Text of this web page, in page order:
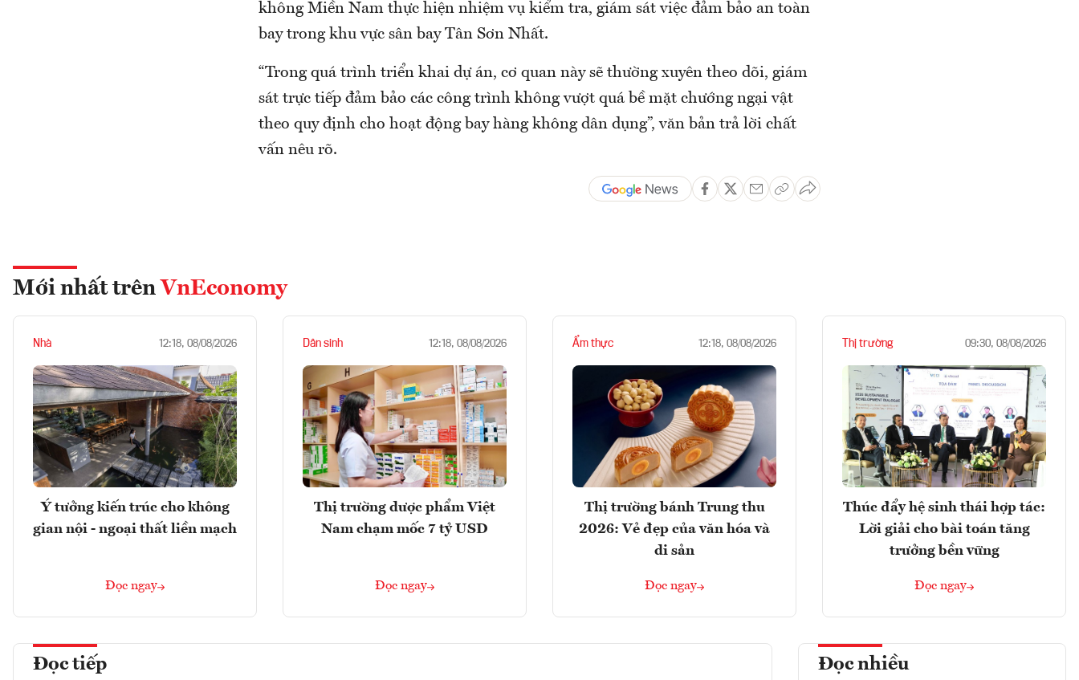
không Miền Nam thực hiện nhiệm vụ kiểm tra, giám sát việc đảm bảo an toàn
bay trong khu vực sân bay Tân Sơn Nhất.
“Trong quá trình triển khai dự án, cơ quan này sẽ thường xuyên theo dõi, giám
sát trực tiếp đảm bảo các công trình không vượt quá bề mặt chướng ngại vật
theo quy định cho hoạt động bay hàng không dân dụng”, văn bản trả lời chất
vấn nêu rõ.
Mới nhất trên VnEconomy
Nhà 12:18, 08/08/2026
Ý tưởng kiến trúc cho không
gian nội - ngoại thất liền mạch
Đọc ngay
Dân sinh 12:18, 08/08/2026
Thị trường dược phẩm Việt
Nam chạm mốc 7 tỷ USD
Đọc ngay
Ẩm thực 12:18, 08/08/2026
Thị trường bánh Trung thu
2026: Vẻ đẹp của văn hóa và
di sản
Đọc ngay
Thị trường 09:30, 08/08/2026
Thúc đẩy hệ sinh thái hợp tác:
Lời giải cho bài toán tăng
trưởng bền vững
Đọc ngay
Đọc tiếp Đọc nhiều